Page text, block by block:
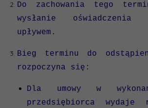
Do zachowania tego
wysłanie
upływem.
Bieg terminu do
rozpoczyna się:
Dla umowy w
przedsiębiorca wydaje